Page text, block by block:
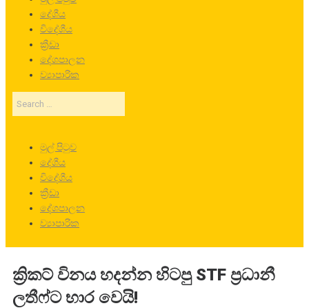
දේශීය
විදේශීය
ක්‍රීඩා
දේශපාලන
ව්‍යාපාරික
Search
…
මුල් පිටුව
දේශීය
විදේශීය
ක්‍රීඩා
දේශපාලන
ව්‍යාපාරික
ක්‍රිකට් විනය හදන්න හිටපු STF ප්‍රධානී
ලතීෆ්ට භාර වෙයි!